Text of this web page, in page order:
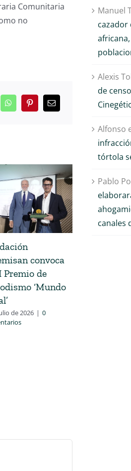
Comunitaria
no
convoca
Premio de
‘Mundo
de 2026 | 0
Manuel
cazador
Alexis
de
Alfonso
tórtola
Pablo
canales